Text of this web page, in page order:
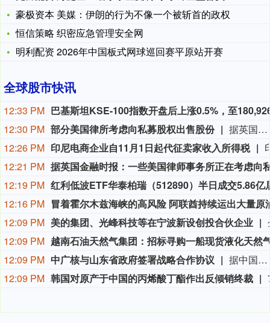
豪极资本 美媒：伊朗的行为不像一个被斩首的政权
恒信策略 织密应急管理安全网
明利配资 2026年中国板式网球巡回赛平原站开赛
全球股市快讯
12:33 PM
12:30 PM 部分美国律所考虑向私募股权出售股份
据英国《金融时报》援引知情人士消息，保罗·韦斯（Paul Weiss）、奎因·埃马纽埃尔（Quinn Emanuel）和普罗斯考厄（Proskauer）等美国律师事务所曾探讨将业务股份出售给私募股权（PE）集团的可能性。 知情人士透露，奎因·埃马纽埃尔已与古根海姆证券（Guggenheim Securities）就潜在的私人投资方案进行了沟通，但该律所尚未做出任何决定，也未启动出售流程。 保罗·韦斯管理层在过去数月内曾与新山资本（New Mountain Capital）会面。该公司表示，数月前应其业务合作机构的要求，听取了一些投资提案，但补充称：“目前我们并未推进此类事项。” 普罗斯考厄至少与一家私募股权公司会面，讨论了管理服务组织（MSO）架构问题；而怀特&凯斯（White & Case）也在研究相关结构。两家律所均拒绝向媒体置评。
12:26 PM 印尼电商企业自11月1日起代征卖家收入所得税
12:21 PM
12:19 PM
12:16 PM
12:09 PM 美的集团、光峰科技等在宁波新设创投合伙企业
12:09 PM
12:09 PM 中广核与山东省政府签署战略合作协议
据中国广核集团消息，8月5日，中国广核集团有限公司（简称“中广核”）与山东省人民政府在济南签署战略合作协议。根据协议，双方将依法依规开展多层次、多领域和多形式的合作交流，重点聚焦核能开发利用、深远海风电、新能源产业和核技术应用等前沿创新领域，加大合作开发力度，助力山东省建设绿色低碳高质量发展先行区。
12:09 PM 韩国对原产于中国的丙烯酸丁酯作出反倾销终裁